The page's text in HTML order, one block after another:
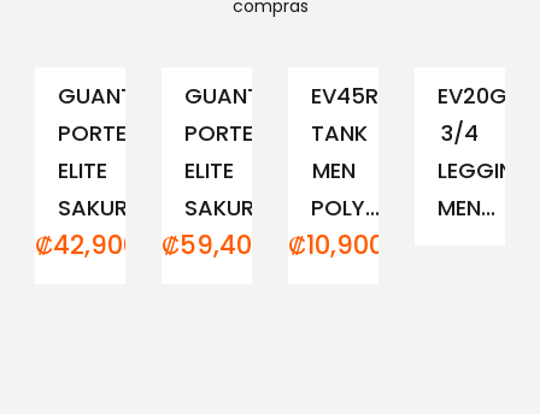
compras
GUANTE
PORTERO
ELITE
SAKURA...
₡42,900.00
GUANTE
PORTERO
ELITE
SAKURA...
₡59,400.00
EV45RCM333
TANK
MEN
POLY...
₡10,900.00
3/4
LEGGING
MEN...